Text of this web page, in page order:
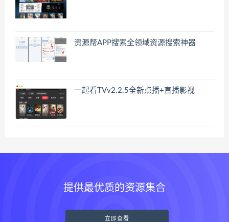
资源帮APP搜索全领域资源搜索神器
一起看TVv2.2.5全新点播+直播影视
提供最优质的资源集合
立即查看